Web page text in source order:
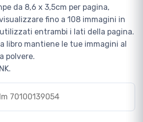
da 8,6 x 3,5cm per pagina,
fino a 108 immagini in
entrambi i lati della pagina.
libro mantiene le tue immagini al
polvere.
70100139054